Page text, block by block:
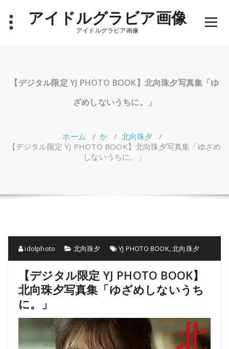
アイドルグラビア画像
アイドルグラビア画像
【デジタル限定 YJ PHOTO BOOK】北向珠夕写真集「ゆ
ざめしないうちに。」
ホーム /か / 北向珠夕 /
【デジタル限定 YJ PHOTO BOOK】北向珠夕写真集「ゆざめ
しないうちに。」
idolphoto 北向珠夕 YJ PHOTO BOOK,北向珠夕
【デジタル限定 YJ PHOTO BOOK】
北向珠夕写真集「ゆざめしないうち
に。」